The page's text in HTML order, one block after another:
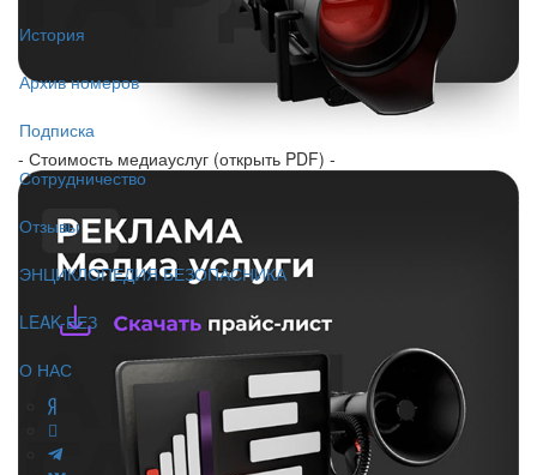
История
Архив номеров
Подписка
Сотрудничество
Отзывы
ЭНЦИКЛОПЕДИЯ БЕЗОПАСНИКА
LEAK-БЕЗ
О НАС
- Стоимость медиауслуг (открыть PDF) -